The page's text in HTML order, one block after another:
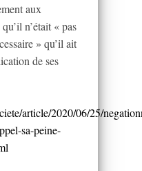
aux
n’était « pas
» qu’il ait
de ses
article/2020/06/25/
sa-peine-